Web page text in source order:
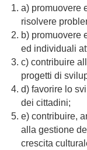
a) promuovere
risolvere
b) promuovere
ed individuali
c) contribuire
progetti di
d) favorire lo
dei cittadini;
e) contribuire,
alla gestione
crescita